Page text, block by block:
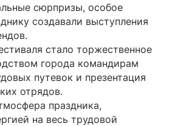
сюрпризы, особое
создавали выступления
стало торжественное
города командирам
путевок и презентация
отрядов.
праздника,
на весь трудовой